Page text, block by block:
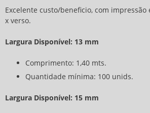
Excelente custo/beneficio, com
x verso.
Largura Disponível: 13 mm
Comprimento: 1,40 mts.
Quantidade mínima: 100 unids.
Largura Disponível: 15 mm